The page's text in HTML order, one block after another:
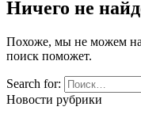
Ничего не
Похоже, мы не можем
поиск поможет.
Search for:
Новости рубрики